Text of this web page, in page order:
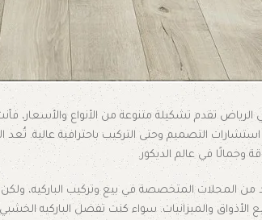
الرياض تقدم تشكيلة متنوعة من الأنواع والأسعار،
استشارات التصميم وحتى التركيب باحترافية
وجمالًا في عالم الديكور.
من المحلات المتخصصة في بيع وتركيب الباركيه، ولكن
الأذواق والميزانيات. سواء كنت تفضل الباركيه